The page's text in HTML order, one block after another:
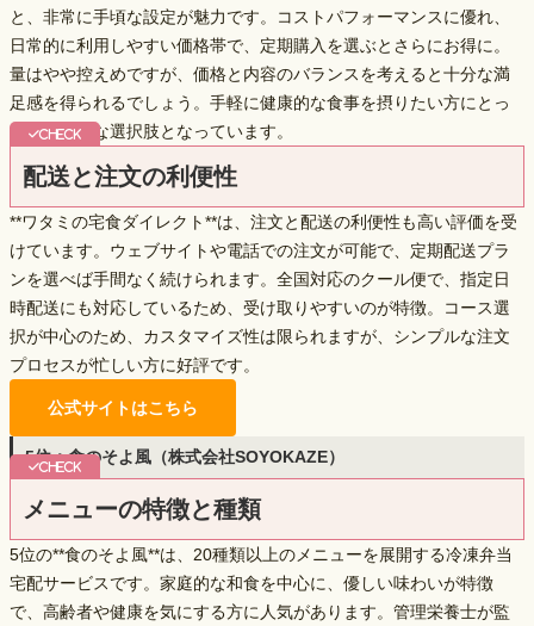
と、 非常に手頃な設定が魅力です。コストパフォーマンスに優れ、
日常的に利用しやすい価格帯で、定期購入を選ぶとさらにお得に。
量はやや控えめですが、価格と内容のバランスを考えると十分な満
足感を得られるでしょう。手軽に健康的な食事を摂りたい方にとっ
て、経済的な選択肢となっています。
配送と注文の利便性
**ワタミの宅食ダイレクト**は、注文と配送の利便性も高い評価を受
けています。ウェブサイトや電話での注文が可能で、定期配送プラ
ンを選べば手間なく続けられます。全国対応のクール便で、 指定日
時配送にも対応しているため、受け取りやすいのが特徴。コース選
択が中心のため、カスタマイズ性は限られますが、シンプルな注文
プロセスが忙しい方に好評です。
公式サイトはこちら
5位：食のそよ風（株式会社SOYOKAZE）
メニューの特徴と種類
5位の**食のそよ風**は、 20種類以上のメニューを展開する冷凍弁当
宅配サービスです。家庭的な和食を中心に、優しい味わいが特徴
で、高齢者や健康を気にする方に人気があります。管理栄養士が監